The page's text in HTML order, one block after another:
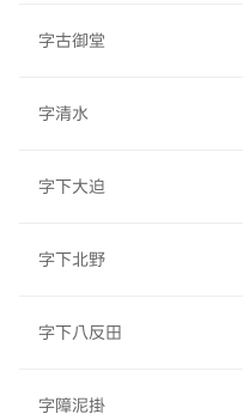
字古御堂
字清水
字下大迫
字下北野
字下八反田
字障泥掛